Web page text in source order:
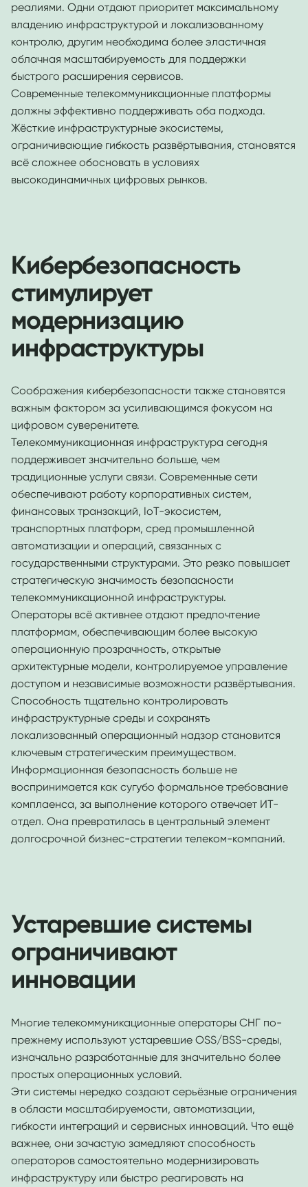
реалиями. Одни отдают приоритет максимальному
владению инфраструктурой и локализованному
контролю, другим необходима более эластичная
облачная масштабируемость для поддержки
быстрого расширения сервисов.
Современные телекоммуникационные платформы
должны эффективно поддерживать оба подхода.
Жёсткие инфраструктурные экосистемы,
ограничивающие гибкость развёртывания, становятся
всё сложнее обосновать в условиях
высокодинамичных цифровых рынков.
Кибербезопасность
стимулирует
модернизацию
инфраструктуры
Соображения кибербезопасности также становятся
важным фактором за усиливающимся фокусом на
цифровом суверенитете.
Телекоммуникационная инфраструктура сегодня
поддерживает значительно больше, чем
традиционные услуги связи. Современные сети
обеспечивают работу корпоративных систем,
финансовых транзакций, IoT-экосистем,
транспортных платформ, сред промышленной
автоматизации и операций, связанных с
государственными структурами. Это резко повышает
стратегическую значимость безопасности
телекоммуникационной инфраструктуры.
Операторы всё активнее отдают предпочтение
платформам, обеспечивающим более высокую
операционную прозрачность, открытые
архитектурные модели, контролируемое управление
доступом и независимые возможности развёртывания.
Способность тщательно контролировать
инфраструктурные среды и сохранять
локализованный операционный надзор становится
ключевым стратегическим преимуществом.
Информационная безопасность больше не
воспринимается как сугубо формальное требование
комплаенса, за выполнение которого отвечает ИТ-
отдел. Она превратилась в центральный элемент
долгосрочной бизнес-стратегии телеком-компаний.
Устаревшие системы
ограничивают
инновации
Многие телекоммуникационные операторы СНГ по-
прежнему используют устаревшие OSS/BSS-среды,
изначально разработанные для значительно более
простых операционных условий.
Эти системы нередко создают серьёзные ограничения
в области масштабируемости, автоматизации,
гибкости интеграций и сервисных инноваций. Что ещё
важнее, они зачастую замедляют способность
операторов самостоятельно модернизировать
инфраструктуру или быстро реагировать на